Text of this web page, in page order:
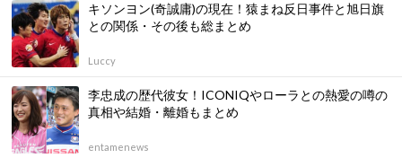
キソンヨン(奇誠庸)の現在！猿まね反日事件と旭日旗
との関係・その後も総まとめ
Luccy
李忠成の歴代彼女！ICONIQやローラとの熱愛の噂の
真相や結婚・離婚もまとめ
entamenews